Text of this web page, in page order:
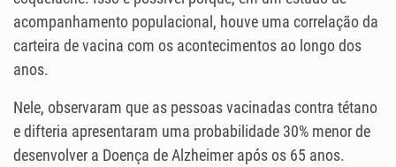
acompanhamento populacional, houve uma correlação da
carteira de vacina com os acontecimentos ao longo dos
anos.
Nele, observaram que as pessoas vacinadas contra tétano
e difteria apresentaram uma probabilidade 30% menor de
desenvolver a Doença de Alzheimer após os 65 anos.